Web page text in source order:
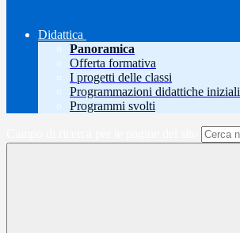
Didattica
Panoramica
Offerta formativa
I progetti delle classi
Programmazioni didattiche iniziali
Programmi svolti